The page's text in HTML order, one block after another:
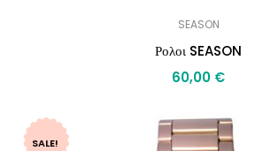
SEASON
Ρολοι SEASON
60,00 €
SALE!